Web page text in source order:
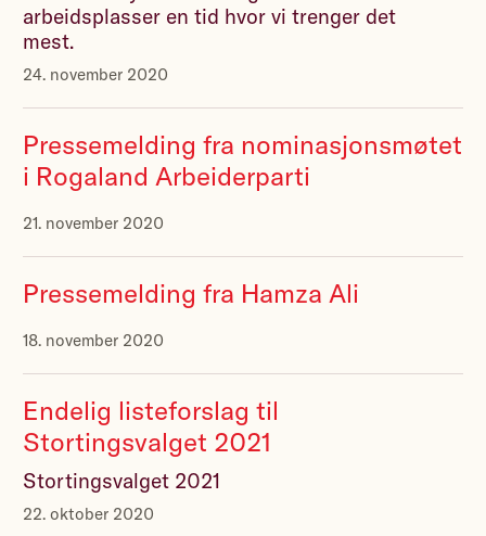
24. november 2020
arbeidsplasser en tid hvor vi trenger det
mest.
Pressemelding fra nominasjonsmøtet
i Rogaland Arbeiderparti
21. november 2020
Pressemelding fra Hamza Ali
18. november 2020
Endelig listeforslag til
Stortingsvalget 2021
22. oktober 2020
Stortingsvalget 2021